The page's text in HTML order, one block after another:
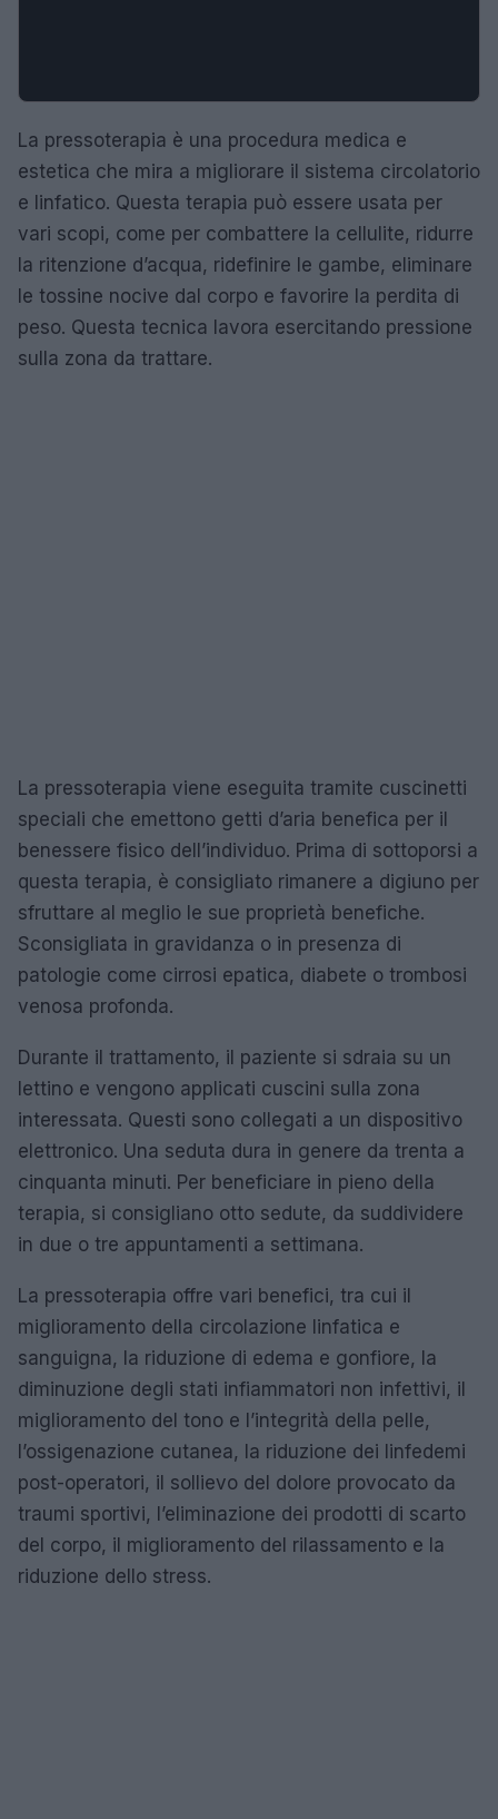
La pressoterapia è una procedura medica e
estetica che mira a migliorare il sistema circolatorio
e linfatico. Questa terapia può essere usata per
vari scopi, come per combattere la cellulite, ridurre
la ritenzione d’acqua, ridefinire le gambe, eliminare
le tossine nocive dal corpo e favorire la perdita di
peso. Questa tecnica lavora esercitando pressione
sulla zona da trattare.
La pressoterapia viene eseguita tramite cuscinetti
speciali che emettono getti d’aria benefica per il
benessere fisico dell’individuo. Prima di sottoporsi a
questa terapia, è consigliato rimanere a digiuno per
sfruttare al meglio le sue proprietà benefiche.
Sconsigliata in gravidanza o in presenza di
patologie come cirrosi epatica, diabete o trombosi
venosa profonda.
Durante il trattamento, il paziente si sdraia su un
lettino e vengono applicati cuscini sulla zona
interessata. Questi sono collegati a un dispositivo
elettronico. Una seduta dura in genere da trenta a
cinquanta minuti. Per beneficiare in pieno della
terapia, si consigliano otto sedute, da suddividere
in due o tre appuntamenti a settimana.
La pressoterapia offre vari benefici, tra cui il
miglioramento della circolazione linfatica e
sanguigna, la riduzione di edema e gonfiore, la
diminuzione degli stati infiammatori non infettivi, il
miglioramento del tono e l’integrità della pelle,
l’ossigenazione cutanea, la riduzione dei linfedemi
post-operatori, il sollievo del dolore provocato da
traumi sportivi, l’eliminazione dei prodotti di scarto
del corpo, il miglioramento del rilassamento e la
riduzione dello stress.